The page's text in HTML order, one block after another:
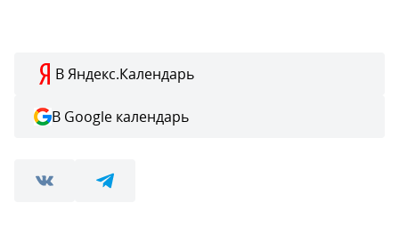
В Яндекс.Календарь
В Google календарь